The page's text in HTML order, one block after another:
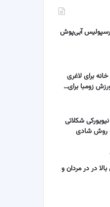
آبی‌پوش
برای لاغری
زومبا برای…
شکلاتی
روش شادی
در در مردان و